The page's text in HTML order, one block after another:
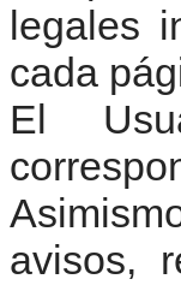
legales
cada
El
avisos,